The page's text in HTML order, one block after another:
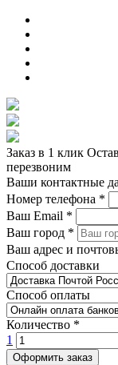
Заказ в 1 клик
перезвоним
Ваши контактные
Номер телефона *
Ваш Email *
Ваш город *
Ваш адрес и
Способ доставки
Способ оплаты
Количество *
1
Оформить заказ